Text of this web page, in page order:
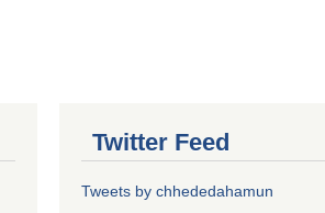
Twitter Feed
Tweets by chhededahamun